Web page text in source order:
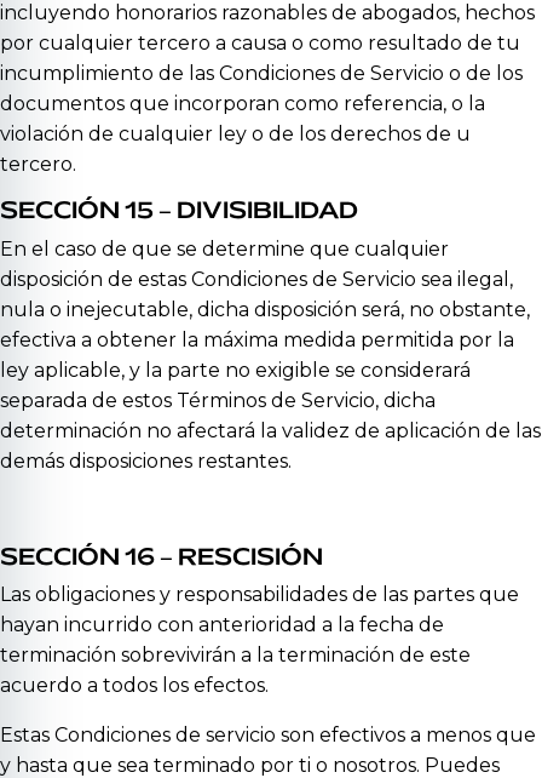
incluyendo honorarios razonables de abogados, hechos
por cualquier tercero a causa o como resultado de tu
incumplimiento de las Condiciones de Servicio o de los
documentos que incorporan como referencia, o la
violación de cualquier ley o de los derechos de u
tercero.
SECCIÓN 15 – DIVISIBILIDAD
En el caso de que se determine que cualquier
disposición de estas Condiciones de Servicio sea ilegal,
nula o inejecutable, dicha disposición será, no obstante,
efectiva a obtener la máxima medida permitida por la
ley aplicable, y la parte no exigible se considerará
separada de estos Términos de Servicio, dicha
determinación no afectará la validez de aplicación de las
demás disposiciones restantes.
SECCIÓN 16 – RESCISIÓN
Las obligaciones y responsabilidades de las partes que
hayan incurrido con anterioridad a la fecha de
terminación sobrevivirán a la terminación de este
acuerdo a todos los efectos.
Estas Condiciones de servicio son efectivos a menos que
y hasta que sea terminado por ti o nosotros. Puedes